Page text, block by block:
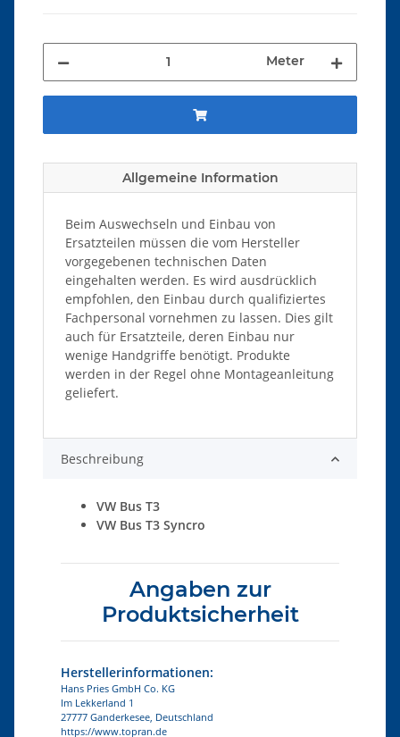
Meter
Allgemeine Information
Beim Auswechseln und Einbau von
Ersatzteilen müssen die vom Hersteller
vorgegebenen technischen Daten
eingehalten werden. Es wird ausdrücklich
empfohlen, den Einbau durch qualifiziertes
Fachpersonal vornehmen zu lassen. Dies gilt
auch für Ersatzteile, deren Einbau nur
wenige Handgriffe benötigt. Produkte
werden in der Regel ohne Montageanleitung
geliefert.
Beschreibung
VW Bus T3
VW Bus T3 Syncro
Angaben zur
Produktsicherheit
Herstellerinformationen:
Hans Pries GmbH Co. KG
Im Lekkerland 1
27777 Ganderkesee, Deutschland
https://www.topran.de